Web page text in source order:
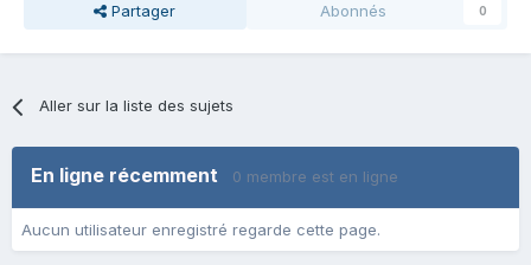
Partager Abonnés 0
Aller sur la liste des sujets
En ligne récemment 0 membre est en ligne
Aucun utilisateur enregistré regarde cette page.